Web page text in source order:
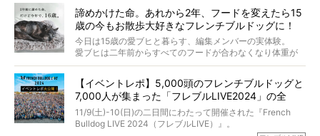
くれる？」
さらには、霊感がない人でも愛犬が成仏したことを知る方
法まで。
お笑い芸人だからこそ暗くなりすぎない、むしろ心がスッ
と軽くなる。
永久保存版のスペシャル対談です！
た。
僧侶としての名は「靖賢（せいけん）」。
当時54歳という年齢にして、なぜ動物専門僧侶という道を
選んだのか。
また、愛犬の旅立ちとどのように向き合うべきなのか。
た。
諦めかけた命。あれから2年、フードを変えたら15
歳の今もお散歩大好きなフレンチブルドッグに！
今日は15歳の愛ブヒと暮らす、編集メンバーの実体験。
愛ブヒは二年前からすべてのフードが合わなくなり体重が
激減。検査をしても異常はなく「年齢のせいですね…」と言
もう諦めるしかないのかな…そんなとき、我が家に届いたの
が「THE fu-do(ザ・フード)」の試食品でした。
そして「THE fu-do(ザ・フード)」を食べつづけて二年、愛
ブヒは15歳になり、今も元気にお散歩をしています。
今回は、二年前の絶望から今までを包み隠さず、時系列で
【イベントレポ】5,000頭のフレンチブルドッグと
7,000人が集まった「フレブルLIVE2024」の全
貌！
11/9(土)-10(日)の二日間にわたって開催された『French
Bulldog LIVE 2024（フレブルLIVE）』。